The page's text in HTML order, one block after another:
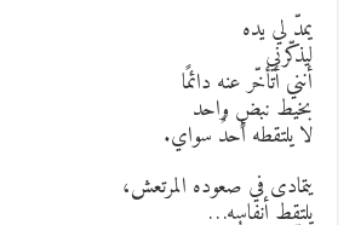
يمدّ لي يده
ليذكّرني
أنني أتأخّر عنه دائمًا
بخيط نبضٍ واحد
لا يلتقطه أحدٌ سواي.
يتمادى في صعوده المرتعش،
يلتقط أنفاسه…